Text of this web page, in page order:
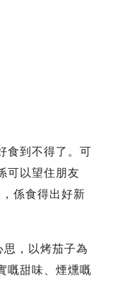
食到不得了。可
可以望住朋友
係食得出好新
，以烤茄子為
嘅甜味、煙燻嘅